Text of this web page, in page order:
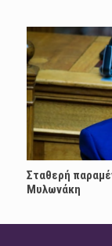
Σταθερή
Μυλωνάκη